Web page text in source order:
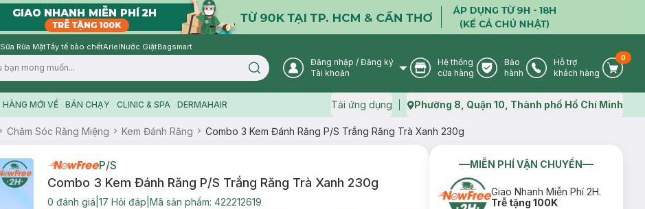
Sữa Rửa MặtTẩy tế bào chếtArielNước GiặtBagsmart
Search icon User Icon
Đăng nhập / Đăng ký
Tài khoản
Store Icon
Hệ thống
cửa hàng
Warranty Icon
Bảo
hành
Phone Icon
Hỗ trợ
khách hàng
Cart
0
HÀNG MỚI VỀ BÁN CHẠY CLINIC & SPA DERMAHAIR Tải ứng dụng Map icon
Phường 8, Quận 10, Thành phố Hồ Chí Minh
Chăm Sóc Răng Miệng Kem Đánh Răng Combo 3 Kem Đánh Răng P/S Trắng Răng Trà Xanh 230g
P/S
Combo 3 Kem Đánh Răng P/S Trắng Răng Trà Xanh 230g
0 đánh giá 17 Hỏi đáp Mã sản phẩm: 422212619
MIỄN PHÍ VẬN CHUYỂN
Giao Nhanh Miễn Phí 2H.
Trễ tặng 100K